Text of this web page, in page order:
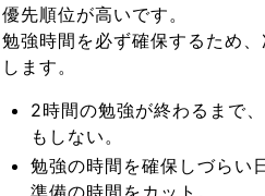
優先順位が高いです。
勉強時間を必ず確保するため
します。
2時間の勉強が終わるまで
もしない。
勉強の時間を確保しづらい
準備の時間をカット。